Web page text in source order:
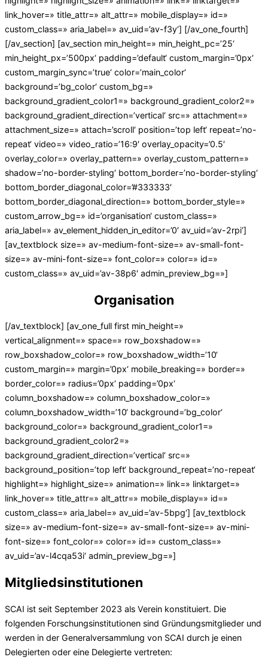
link_hover=» title_attr=» alt_attr=» mobile_display=» id=»
custom_class=» aria_label=» av_uid=’av-f3y‘] [/av_one_fourth]
[/av_section] [av_section min_height=» min_height_pc=’25‘
min_height_px=’500px‘ padding=’default‘ custom_margin=’0px‘
custom_margin_sync=’true‘ color=’main_color‘
background=’bg_color‘ custom_bg=»
background_gradient_color1=» background_gradient_color2=»
background_gradient_direction=’vertical‘ src=» attachment=»
attachment_size=» attach=’scroll‘ position=’top left‘ repeat=’no-
repeat‘ video=» video_ratio=’16:9′ overlay_opacity=’0.5′
overlay_color=» overlay_pattern=» overlay_custom_pattern=»
shadow=’no-border-styling‘ bottom_border=’no-border-styling‘
bottom_border_diagonal_color=’#333333′
bottom_border_diagonal_direction=» bottom_border_style=»
custom_arrow_bg=» id=’organisation‘ custom_class=»
aria_label=» av_element_hidden_in_editor=’0′ av_uid=’av-2rpi‘]
[av_textblock size=» av-medium-font-size=» av-small-font-
size=» av-mini-font-size=» font_color=» color=» id=»
custom_class=» av_uid=’av-38p6′ admin_preview_bg=»]
Organisation
[/av_textblock] [av_one_full first min_height=»
vertical_alignment=» space=» row_boxshadow=»
row_boxshadow_color=» row_boxshadow_width=’10‘
custom_margin=» margin=’0px‘ mobile_breaking=» border=»
border_color=» radius=’0px‘ padding=’0px‘
column_boxshadow=» column_boxshadow_color=»
column_boxshadow_width=’10‘ background=’bg_color‘
background_color=» background_gradient_color1=»
background_gradient_color2=»
background_gradient_direction=’vertical‘ src=»
background_position=’top left‘ background_repeat=’no-repeat‘
highlight=» highlight_size=» animation=» link=» linktarget=»
link_hover=» title_attr=» alt_attr=» mobile_display=» id=»
custom_class=» aria_label=» av_uid=’av-5bpg‘] [av_textblock
size=» av-medium-font-size=» av-small-font-size=» av-mini-
font-size=» font_color=» color=» id=» custom_class=»
av_uid=’av-l4cqa53i‘ admin_preview_bg=»]
Mitgliedsinstitutionen
SCAI ist seit September 2023 als Verein konstituiert. Die
folgenden Forschungsinstitutionen sind Gründungsmitglieder und
werden in der Generalversammlung von SCAI durch je einen
Delegierten oder eine Delegierte vertreten: